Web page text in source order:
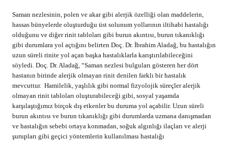
Saman nezlesinin, polen ve akar gibi alerjik özelliği olan maddelerin,
hassas bünyelerde oluşturduğu üst solunum yollarının iltihabi hastalığı
olduğunu ve diğer rinit tabloları gibi burun akıntısı, burun tıkanıklığı
gibi durumlara yol açtığını belirten Doç. Dr. İbrahim Aladağ, bu hastalığın
uzun süreli rinite yol açan başka hastalıklarla karıştırılabileceğini
söyledi. Doç. Dr. Aladağ, “Saman nezlesi bulguları gösteren her dört
hastanın birinde alerjik olmayan rinit denilen farklı bir hastalık
mevcuttur. Hamilelik, yaşlılık gibi normal fizyolojik süreçler alerjik
olmayan rinit tabloları oluşturabileceği gibi, sosyal yaşamda
karşılaştığımız birçok dış etkenler bu duruma yol açabilir. Uzun süreli
burun akıntısı ve burun tıkanıklığı gibi durumlarda uzmana danışmadan
ve hastalığın sebebi ortaya konmadan, soğuk algınlığı ilaçları ve alerji
şurupları gibi geçici yöntemlerin kullanılması hastalığı